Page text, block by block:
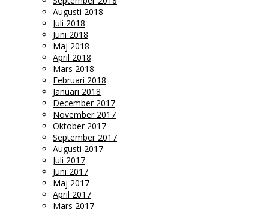
Augusti 2018
Juli 2018
Juni 2018
Maj 2018
April 2018
Mars 2018
Februari 2018
Januari 2018
December 2017
November 2017
Oktober 2017
September 2017
Augusti 2017
Juli 2017
Juni 2017
Maj 2017
April 2017
Mars 2017